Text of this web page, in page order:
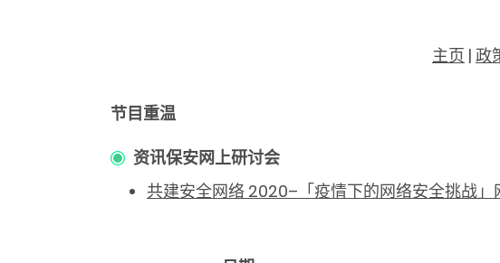
主页 | 政
节目重温
资讯保安网上研讨会
共建安全网络 2020–「疫情下的网络安全挑战」